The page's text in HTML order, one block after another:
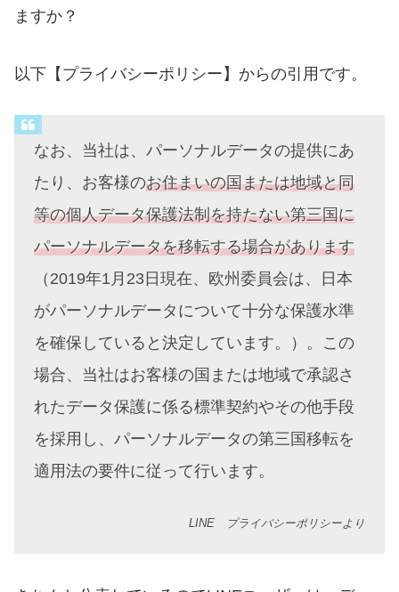
ますか？
以下【プライバシーポリシー】からの引用です。
なお、当社は、パーソナルデータの提供にあ
たり、お客様のお住まいの国または地域と同
等の個人データ保護法制を持たない第三国に
パーソナルデータを移転する場合があります
（2019年1月23日現在、欧州委員会は、日本
がパーソナルデータについて十分な保護水準
を確保していると決定しています。）。この
場合、当社はお客様の国または地域で承認さ
れたデータ保護に係る標準契約やその他手段
を採用し、パーソナルデータの第三国移転を
適用法の要件に従って行います。
LINE プライバシーポリシーより